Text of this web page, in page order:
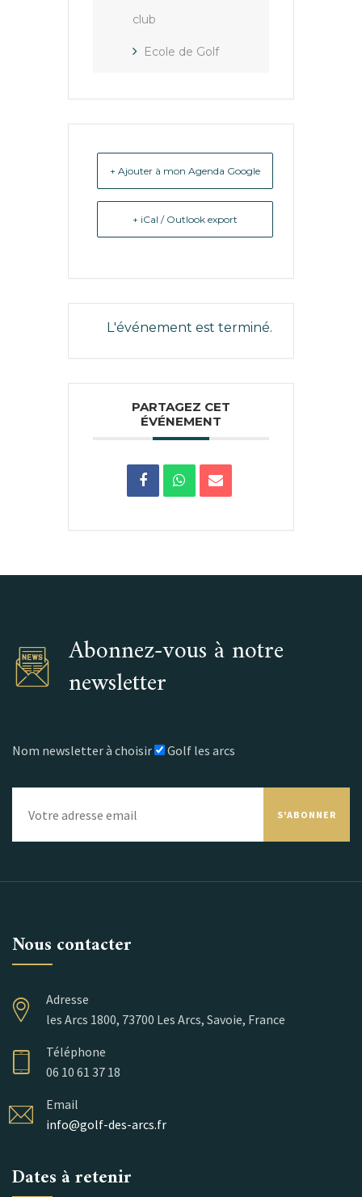
club
Ecole de Golf
+ Ajouter à mon Agenda Google
+ iCal / Outlook export
L'événement est terminé.
PARTAGEZ CET
ÉVÉNEMENT
Abonnez-vous à notre
newsletter
Nom newsletter à choisir Golf les arcs
S'ABONNER
Nous contacter
Adresse
les Arcs 1800, 73700 Les Arcs, Savoie, France
Téléphone
06 10 61 37 18
Email
info@golf-des-arcs.fr
Dates à retenir